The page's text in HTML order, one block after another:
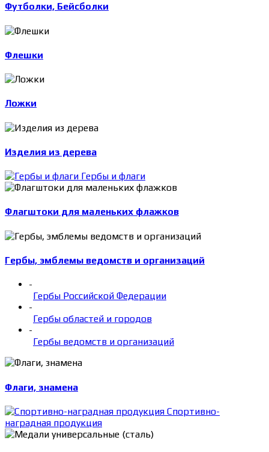
Футболки, Бейсболки
Флешки
Ложки
Изделия из дерева
Гербы и флаги
Флагштоки для маленьких флажков
Гербы, эмблемы ведомств и организаций
-
Гербы Российской Федерации
-
Гербы областей и городов
-
Гербы ведомств и организаций
Флаги, знамена
Спортивно-
наградная продукция